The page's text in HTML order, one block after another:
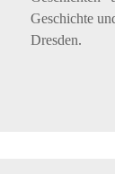
Geschichte
Dresden.